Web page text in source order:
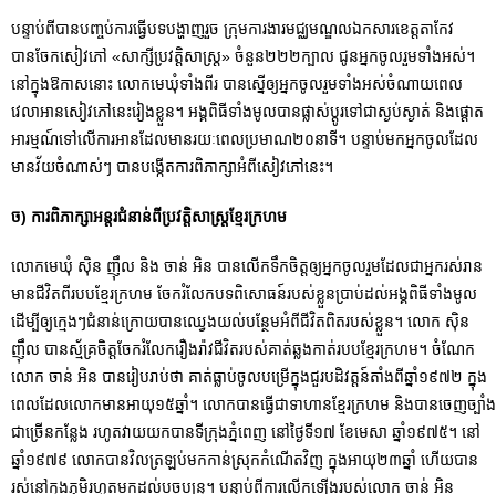
បន្ទាប់ពីបានបញ្ចប់ការធ្វើបទបង្ហាញរួច ក្រុមការងារមជ្ឈមណ្ឌលឯកសារខេត្តតាកែវ
បានចែកសៀវភៅ «សាក្សីប្រវត្តិសាស្ត្រ» ចំនួន២២២ក្បាល ជូនអ្នកចូលរួមទាំងអស់។
នៅក្នុងឱកាសនោះ លោកមេឃុំទាំងពីរ បានស្នើឲ្យអ្នកចូលរួមទាំងអស់ចំណាយពេល
វេលាអានសៀវភៅនេះរៀងខ្លួន។ អង្គពិធីទាំងមូលបានផ្លាស់ប្តូរទៅជាស្ងប់ស្ងាត់ និងផ្តោត
អារម្មណ៍ទៅលើការអានដែលមានរយៈពេលប្រមាណ២០នាទី។ បន្ទាប់មកអ្នកចូលដែល
មានវ័យចំណាស់ៗ បានបង្កើតការពិភាក្សាអំពីសៀវភៅនេះ។
ច) ការពិភាក្សាអន្តរជំនាន់ពីប្រវត្តិសាស្ត្រខ្មែរក្រហម
លោកមេឃុំ ស៊ិន ញ៉ឹល និង ចាន់ អិន បានលើកទឹកចិត្តឲ្យអ្នកចូលរួមដែលជាអ្នករស់រាន
មានជីវិតពីរបបខ្មែរក្រហម ចែករំលែកបទពិសោធន៍របស់ខ្លួនប្រាប់ដល់អង្គពិធីទាំងមូល
ដើម្បីឲ្យក្មេងៗជំនាន់ក្រោយបានឈ្វេងយល់បន្ថែមអំពីជីវិតពិតរបស់ខ្លួន។ លោក ស៊ិន
ញ៉ឹល បានស្ម័គ្រចិត្តចែករំលែករឿងរ៉ាវជីវិតរបស់គាត់ឆ្លងកាត់របបខ្មែរក្រហម។ ចំណែក
លោក ចាន់ អិន បានរៀបរាប់ថា គាត់ធ្លាប់ចូលបម្រើក្នុងជួរបដិវត្តន៍តាំងពីឆ្នាំ១៩៧២ ក្នុង
ពេលដែលលោកមានអាយុ១៥ឆ្នាំ។ លោកបានធ្វើជាទាហានខ្មែរក្រហម និងបានចេញច្បាំង
ជាច្រើនកន្លែង រហូតវាយយកបានទីក្រុងភ្នំពេញ នៅថ្ងៃទី១៧ ខែមេសា ឆ្នាំ១៩៧៥។ នៅ
ឆ្នាំ១៩៧៩ លោកបានវិលត្រឡប់មកកាន់ស្រុកកំណើតវិញ ក្នុងអាយុ២៣ឆ្នាំ ហើយបាន
រស់នៅក្នុងភុមិរហូតមកដល់បច្ចុប្បន្ន។ បន្ទាប់ពីការលើកឡើងរបស់លោក ចាន់ អិន